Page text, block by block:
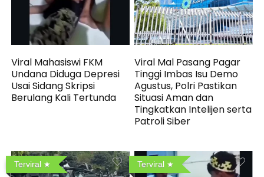
Viral Mahasiswi FKM
Undana Diduga Depresi
Usai Sidang Skripsi
Berulang Kali Tertunda
Viral Mal Pasang Pagar
Tinggi Imbas Isu Demo
Agustus, Polri Pastikan
Situasi Aman dan
Tingkatkan Intelijen serta
Patroli Siber
Terviral Terviral